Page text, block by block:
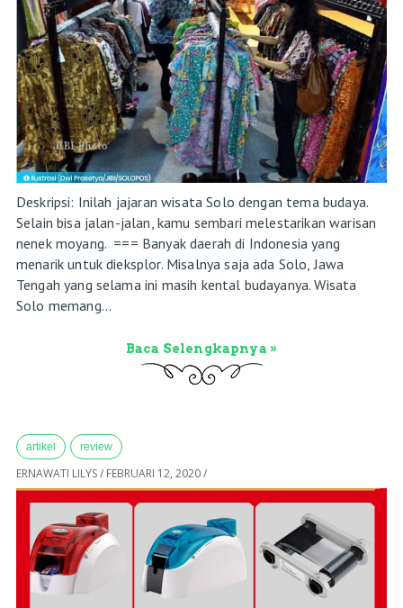
Deskripsi: Inilah jajaran wisata Solo dengan tema budaya.
Selain bisa jalan-jalan, kamu sembari melestarikan warisan
nenek moyang. === Banyak daerah di Indonesia yang
menarik untuk dieksplor. Misalnya saja ada Solo, Jawa
Tengah yang selama ini masih kental budayanya. Wisata
Solo memang...
Baca Selengkapnya »
artikel review
ERNAWATI LILYS/ FEBRUARI 12, 2020/